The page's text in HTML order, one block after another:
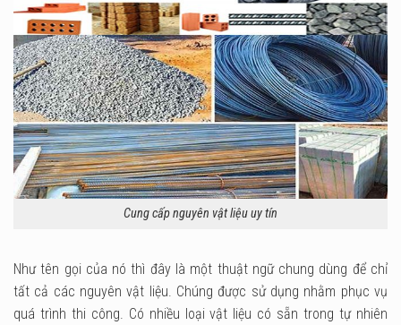
Cung cấp nguyên vật liệu uy tín
Như tên gọi của nó thì đây là một thuật ngữ chung dùng để chỉ
tất cả các nguyên vật liệu. Chúng được sử dụng nhằm phục vụ
quá trình thi công. Có nhiều loại vật liệu có sẵn trong tự nhiên